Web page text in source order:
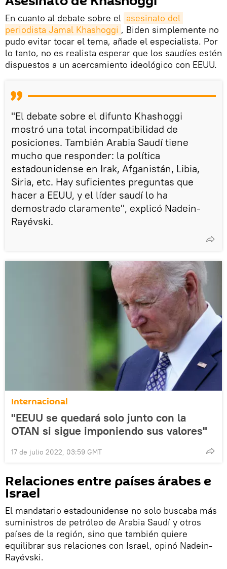
En cuanto al debate sobre el asesinato del
periodista Jamal Khashoggi , Biden simplemente no
pudo evitar tocar el tema, añade el especialista. Por
lo tanto, no es realista esperar que los saudíes estén
dispuestos a un acercamiento ideológico con EEUU.
"El debate sobre el difunto Khashoggi
mostró una total incompatibilidad de
posiciones. También Arabia Saudí tiene
mucho que responder: la política
estadounidense en Irak, Afganistán, Libia,
Siria, etc. Hay suficientes preguntas que
hacer a EEUU, y el líder saudí lo ha
demostrado claramente", explicó Nadein-
Rayévski.
Internacional
"EEUU se quedará solo junto con la
OTAN si sigue imponiendo sus valores"
17 de julio 2022, 03:59 GMT
Relaciones entre países árabes e
Israel
El mandatario estadounidense no solo buscaba más
suministros de petróleo de Arabia Saudí y otros
países de la región, sino que también quiere
equilibrar sus relaciones con Israel, opinó Nadein-
Rayévski.